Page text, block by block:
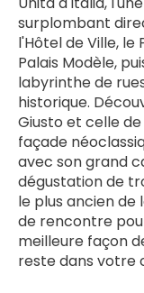
surplombant
l'Hôtel de Ville,
Palais Modèle,
labyrinthe de
historique.
Giusto et celle
façade
avec son grand
dégustation de
le plus ancien de
de rencontre
meilleure façon
reste dans votre